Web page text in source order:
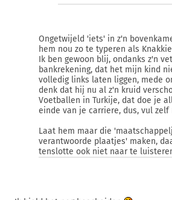
Ongetwijeld 'iets' in z'n
hem nou zo te typeren als
Ik ben gewoon blij, ondanks z'n
bankrekening, dat het mijn kind
volledig links laten liggen, mede
denk dat hij nu al z'n kruid
Voetballen in Turkije, dat doe je
einde van je carriere, dus, vul zelf
Laat hem maar die
verantwoorde plaatjes' maken,
tenslotte ook niet naar te